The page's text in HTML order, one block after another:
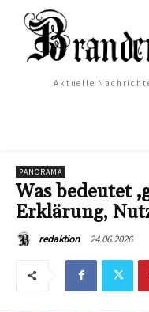
Aktuelle
PANORAMA
Was bedeutet
Erklärung,
redaktion 24.06.2026